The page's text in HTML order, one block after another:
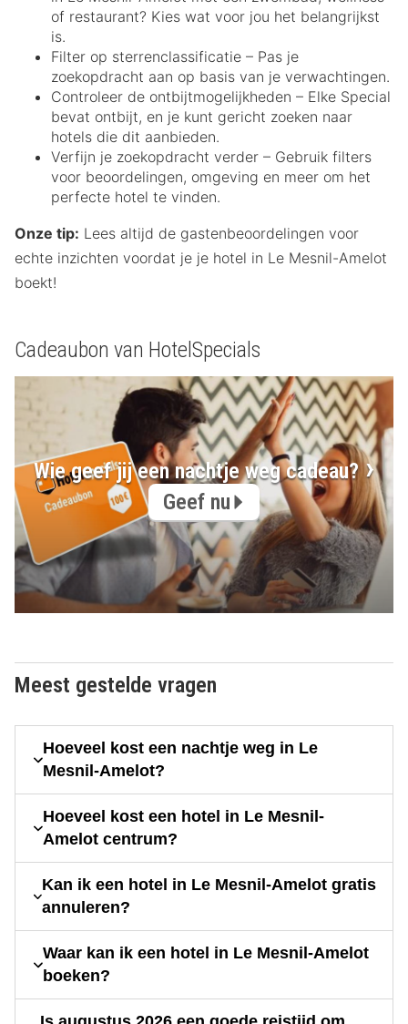
of restaurant? Kies wat voor jou het belangrijkst
is.
Filter op sterrenclassificatie – Pas je
zoekopdracht aan op basis van je verwachtingen.
Controleer de ontbijtmogelijkheden – Elke Special
bevat ontbijt, en je kunt gericht zoeken naar
hotels die dit aanbieden.
Verfijn je zoekopdracht verder – Gebruik filters
voor beoordelingen, omgeving en meer om het
perfecte hotel te vinden.
Onze tip: Lees altijd de gastenbeoordelingen voor
echte inzichten voordat je je hotel in Le Mesnil-Amelot
boekt!
Cadeaubon van HotelSpecials
Wie geef jij een nachtje weg cadeau?
Geef nu
Meest gestelde vragen
Hoeveel kost een nachtje weg in Le
Mesnil-Amelot?
Hoeveel kost een hotel in Le Mesnil-
Amelot centrum?
Kan ik een hotel in Le Mesnil-Amelot gratis
annuleren?
Waar kan ik een hotel in Le Mesnil-Amelot
boeken?